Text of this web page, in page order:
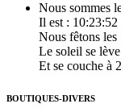
Nous sommes
Il est : 10:23:52
Nous fêtons les
Le soleil se
Et se couche à
BOUTIQUES-DIVERS